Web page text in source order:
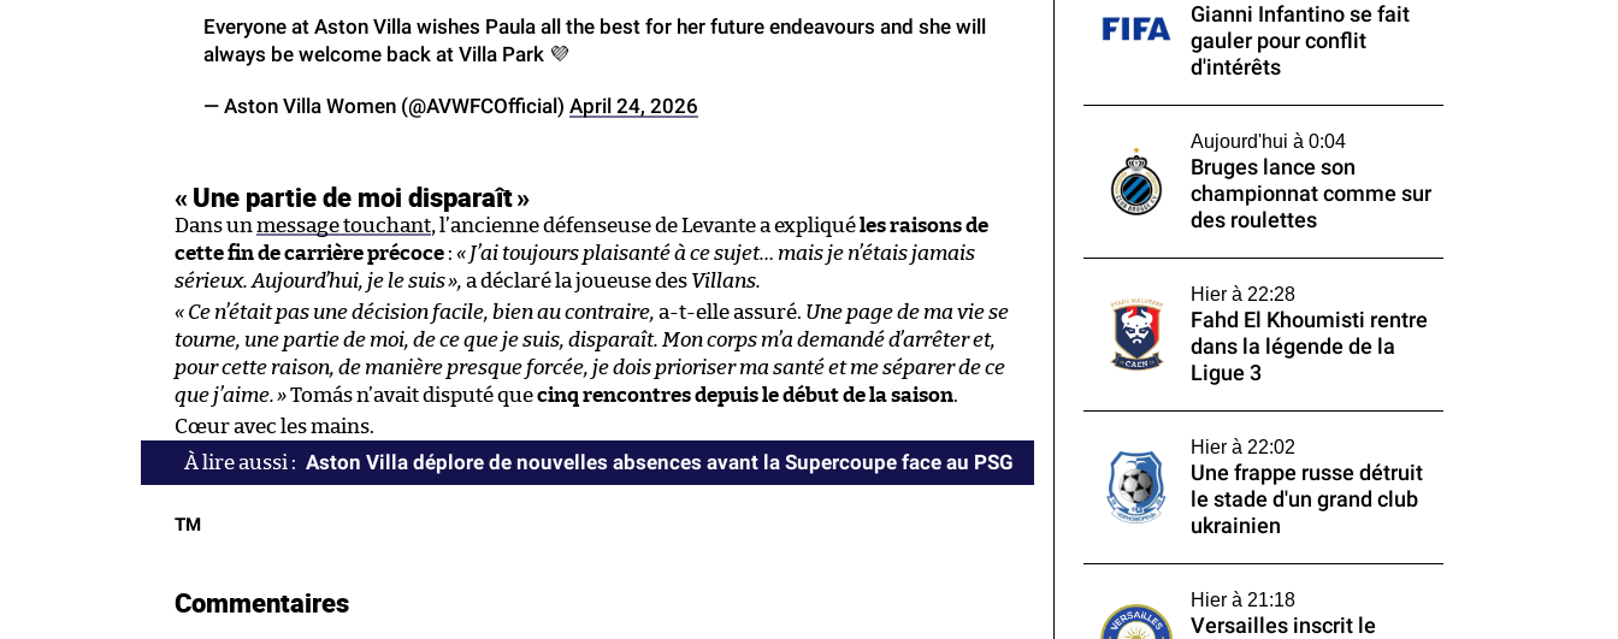
Everyone at Aston Villa wishes Paula all the best for her future endeavours and she will
always be welcome back at Villa Park 💜
— Aston Villa Women (@AVWFCOfficial) April 24, 2026
« Une partie de moi disparaît»
Dans un message touchant, l’ancienne défenseuse de Levante a expliquéles raisons de
cette fin de carrière précoce : « J’ai toujours plaisanté à ce sujet… mais je n’étais jamais
sérieux. Aujourd’hui, je le suis», a déclaré la joueuse des Villans.
« Ce n’était pas une décision facile, bien au contraire, a-t-elle assuré. Une page de ma vie se
tourne, une partie de moi, de ce que je suis, disparaît. Mon corps m’a demandé d’arrêter et,
pour cette raison, de manière presque forcée, je dois prioriser ma santé et me séparer de ce
que j’aime.»Tomás n’avait disputé quecinq rencontres depuis le début de la saison.
Cœur avec les mains.
Aston Villa déplore de nouvelles absences avant la Supercoupe face au PSG
TM
Commentaires
Gianni Infantino se fait
gauler pour conflit
d'intérêts
Aujourd'hui à 0:04
Bruges lance son
championnat comme sur
des roulettes
Hier à 22:28
Fahd El Khoumisti rentre
dans la légende de la
Ligue 3
Hier à 22:02
Une frappe russe détruit
le stade d'un grand club
ukrainien
Hier à 21:18
Versailles inscrit le